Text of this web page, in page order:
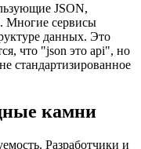
JSON,
Многие сервисы
данных. Это
что "json это api", но
стандартизированное
камни
Разработчики и